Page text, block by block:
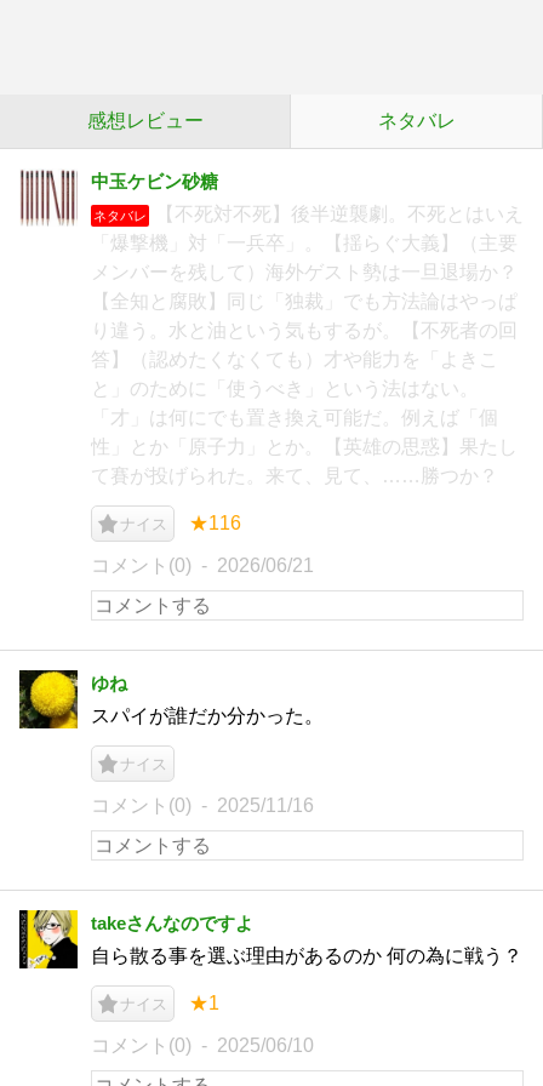
感想レビュー ネタバレ
中玉ケビン砂糖
ネタバレ
【不死対不死】後半逆襲劇。不死とはいえ
「爆撃機」対「一兵卒」。【揺らぐ大義】（主要
メンバーを残して）海外ゲスト勢は一旦退場か？
【全知と腐敗】同じ「独裁」でも方法論はやっぱ
り違う。水と油という気もするが。【不死者の回
答】（認めたくなくても）才や能力を「よきこ
と」のために「使うべき」という法はない。
「才」は何にでも置き換え可能だ。例えば「個
性」とか「原子力」とか。【英雄の思惑】果たし
て賽が投げられた。来て、見て、……勝つか？
ナイス ★116
コメント(0) 2026/06/21
ゆね
スパイが誰だか分かった。
ナイス
コメント(0) 2025/11/16
takeさんなのですよ
自ら散る事を選ぶ理由があるのか 何の為に戦う？
ナイス ★1
コメント(0) 2025/06/10